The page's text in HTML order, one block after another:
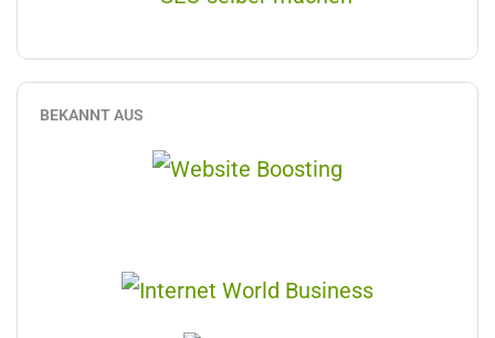
BEKANNT AUS